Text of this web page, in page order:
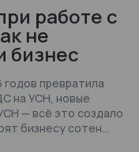
работе с
не
бизнес
превратила
на УСН, новые
— всё это создало
бизнесу сотен